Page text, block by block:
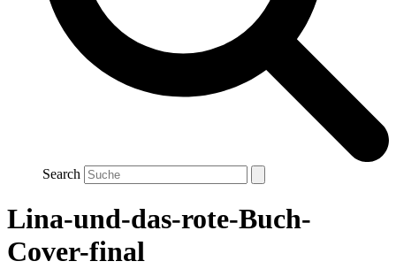
Search
Lina-und-das-rote-Buch-
Cover-final